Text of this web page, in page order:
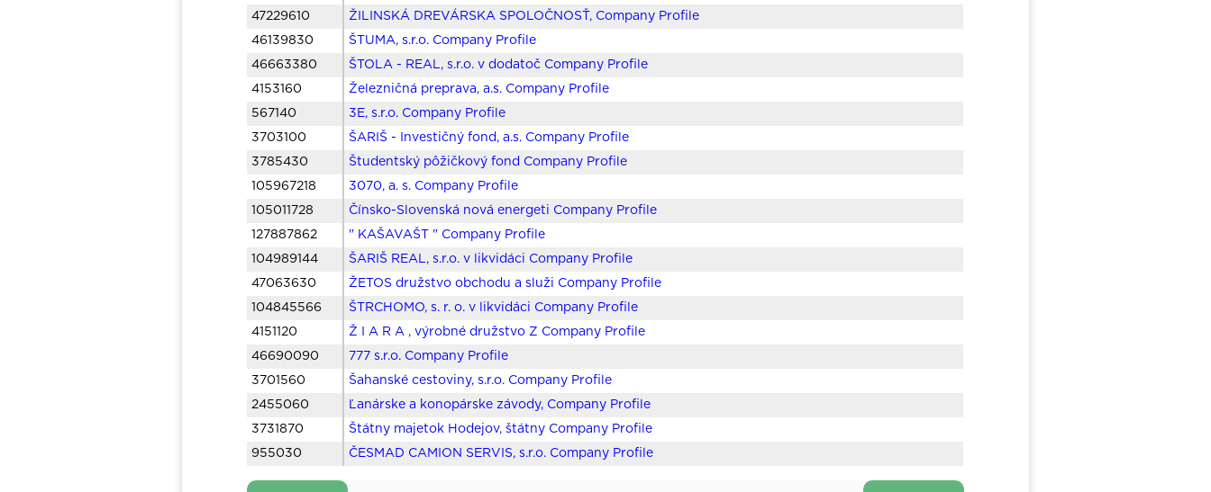
47229610
ŽILINSKÁ DREVÁRSKA SPOLOČNOSŤ, Company Profile
46139830
ŠTUMA, s.r.o. Company Profile
46663380
ŠTOLA - REAL, s.r.o. v dodatoč Company Profile
4153160
Železničná preprava, a.s. Company Profile
567140
3E, s.r.o. Company Profile
3703100
ŠARIŠ - Investičný fond, a.s. Company Profile
3785430
Študentský pôžičkový fond Company Profile
105967218
3070, a. s. Company Profile
105011728
Čínsko-Slovenská nová energeti Company Profile
127887862
" KAŠAVAŠT " Company Profile
104989144
ŠARIŠ REAL, s.r.o. v likvidáci Company Profile
47063630
ŽETOS družstvo obchodu a služi Company Profile
104845566
ŠTRCHOMO, s. r. o. v likvidáci Company Profile
4151120
Ž I A R A , výrobné družstvo Z Company Profile
46690090
777 s.r.o. Company Profile
3701560
Šahanské cestoviny, s.r.o. Company Profile
2455060
Ľanárske a konopárske závody, Company Profile
3731870
Štátny majetok Hodejov, štátny Company Profile
955030
ČESMAD CAMION SERVIS, s.r.o. Company Profile